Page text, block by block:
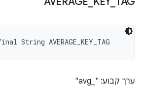
String AVERAGE_KEY_TAG
ערך קבוע: "_avg"